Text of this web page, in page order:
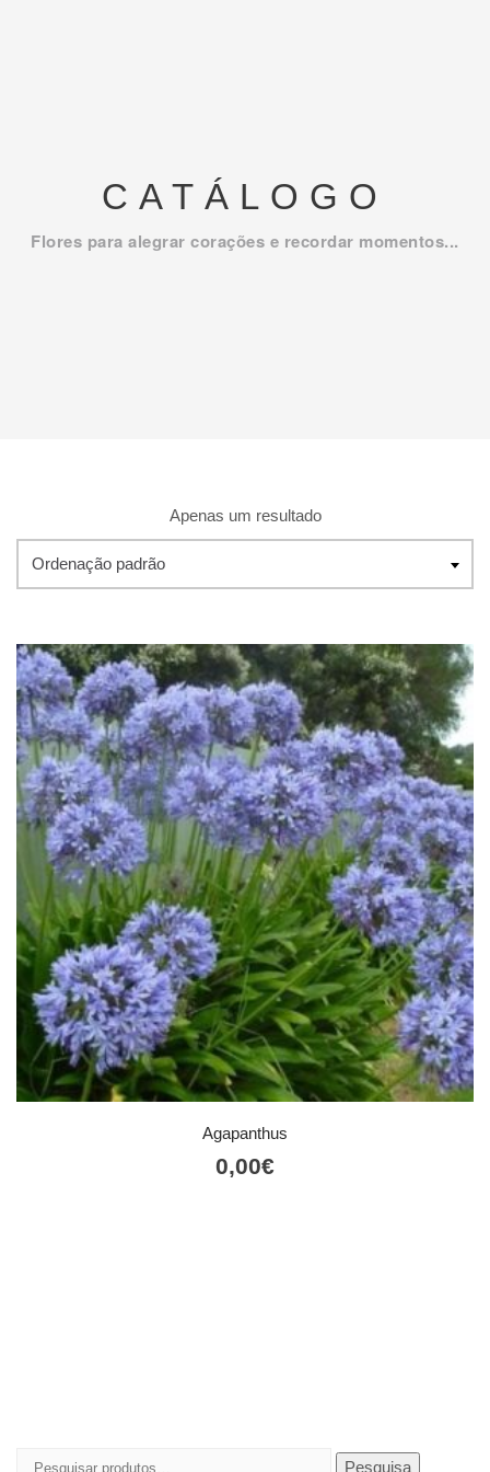
CATÁLOGO
Flores para alegrar corações e recordar momentos...
Apenas um resultado
Ordenação padrão
Agapanthus
0,00€
Pesquisar
Pesquisa